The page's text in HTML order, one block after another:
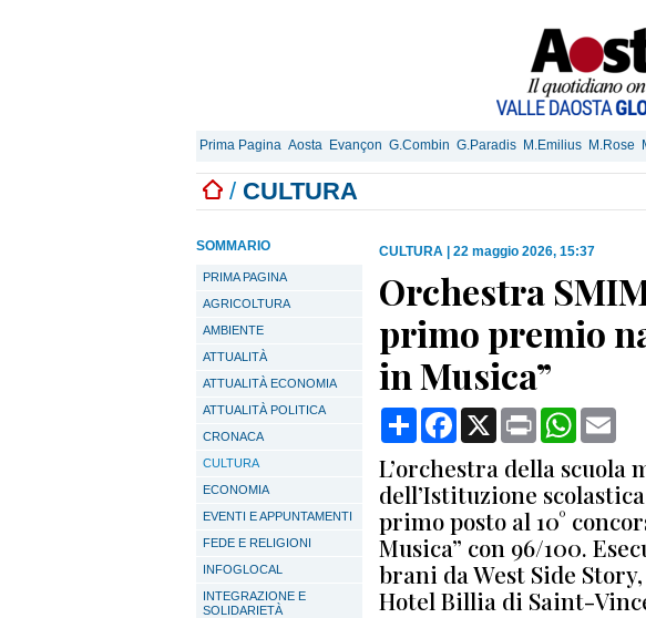
Prima Pagina Aosta Evançon G.Combin G.Paradis M.Emilius M.Rose
/ CULTURA
SOMMARIO
PRIMA PAGINA
AGRICOLTURA
AMBIENTE
ATTUALITÀ
ATTUALITÀ ECONOMIA
ATTUALITÀ POLITICA
CRONACA
CULTURA
ECONOMIA
EVENTI E APPUNTAMENTI
FEDE E RELIGIONI
INFOGLOCAL
INTEGRAZIONE E
SOLIDARIETÀ
CULTURA 22 maggio 2026, 15:37
Orchestra
primo premio
in Musica”
CondividiFacebook
X Print
L’orchestra della scuola
dell’Istituzione
primo posto al 10°
Musica” con 96/100.
brani da West Side
Hotel Billia di Saint-